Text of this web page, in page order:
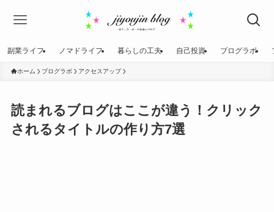
副業ライフ ノマドライフ 暮らしの工夫 自己投資 ブログラボ
ホーム ブログラボ アクセスアップ
読まれるブログはここが違う！クリック
されるタイトルの作り方7選